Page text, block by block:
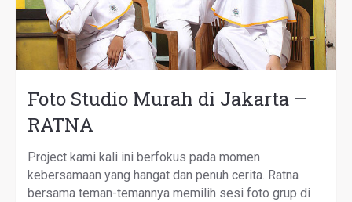
Foto Studio Murah di Jakarta –
RATNA
Project kami kali ini berfokus pada momen
kebersamaan yang hangat dan penuh cerita. Ratna
bersama teman-temannya memilih sesi foto grup di